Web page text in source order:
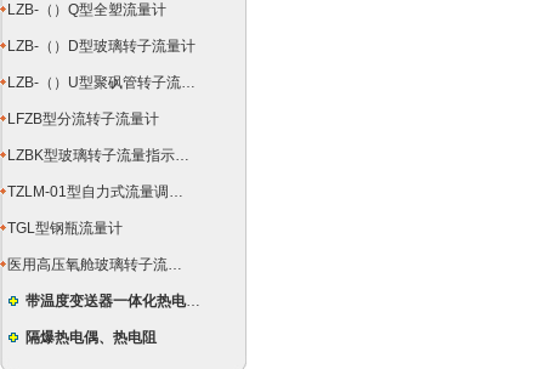
LZB-（）Q型全塑流量计
LZB-（）D型玻璃转子流量计
LZB-（）U型聚砜管转子流量计
LFZB型分流转子流量计
LZBK型玻璃转子流量指示控制仪
TZLM-01型自力式流量调节器
TGL型钢瓶流量计
医用高压氧舱玻璃转子流量计
带温度变送器一体化热电偶（阻）
隔爆热电偶、热电阻